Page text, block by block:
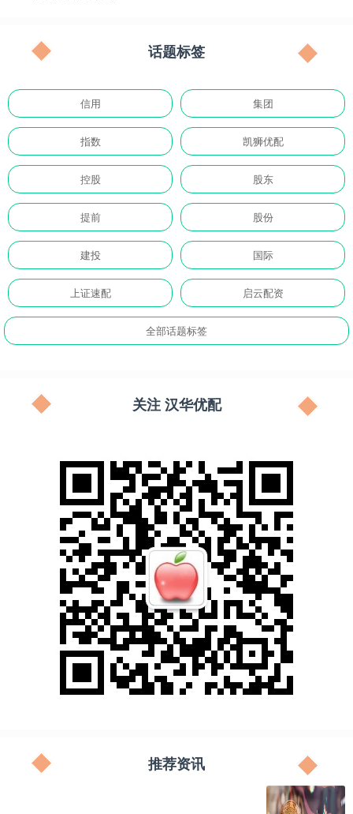
话题标签
信用 集团
指数 凯狮优配
控股 股东
提前 股份
建投 国际
上证速配 启云配资
全部话题标签
关注 汉华优配
推荐资讯